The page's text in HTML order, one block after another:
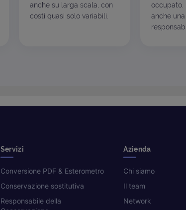
anche su larga scala, con
costi quasi solo variabili.
occupato.
anche
Servizi
Conversione PDF & Esterometro
Conservazione sostitutiva
Responsabile della
Azienda
Chi siamo
Il team
Network